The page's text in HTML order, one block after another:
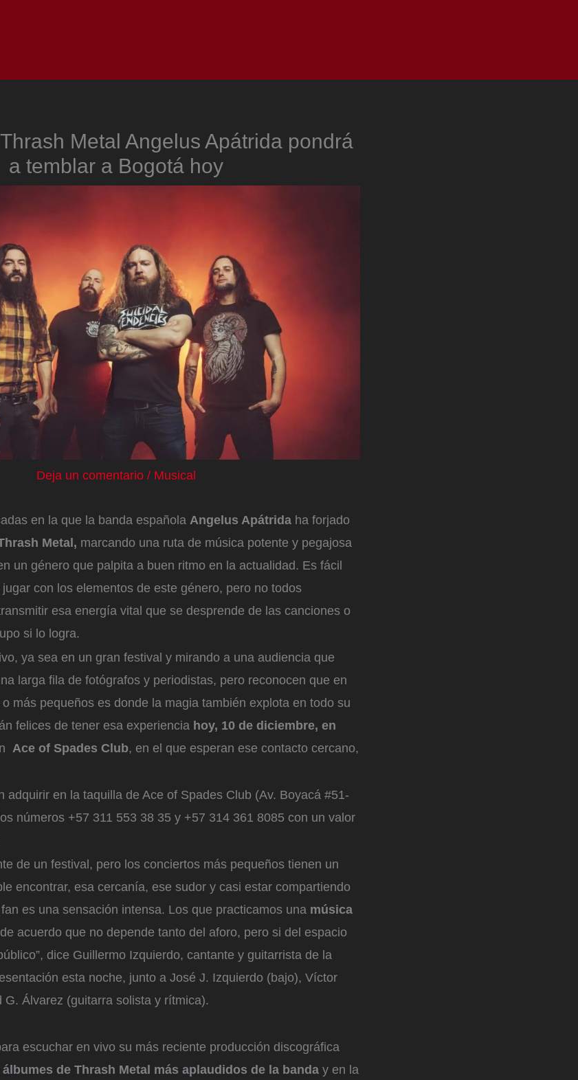
Metal Angelus Apátrida pondrá
a temblar a Bogotá hoy
Deja un comentario / Musical
en la que la banda española Angelus Apátrida ha forjado
Metal, marcando una ruta de música potente y pegajosa
un género que palpita a buen ritmo en la actualidad. Es fácil
con los elementos de este género, pero no todos
esa energía vital que se desprende de las canciones o
si lo logra.
ya sea en un gran festival y mirando a una audiencia que
larga fila de fotógrafos y periodistas, pero reconocen que en
o más pequeños es donde la magia también explota en todo su
felices de tener esa experiencia hoy, 10 de diciembre, en
Ace of Spades Club, en el que esperan ese contacto cercano,
adquirir en la taquilla de Ace of Spades Club (Av. Boyacá #51-
números +57 311 553 38 35 y +57 314 361 8085 con un valor
de un festival, pero los conciertos más pequeños tienen un
encontrar, esa cercanía, ese sudor y casi estar compartiendo
es una sensación intensa. Los que practicamos una música
acuerdo que no depende tanto del aforo, pero si del espacio
dice Guillermo Izquierdo, cantante y guitarrista de la
esta noche, junto a José J. Izquierdo (bajo), Víctor
G. Álvarez (guitarra solista y rítmica).
escuchar en vivo su más reciente producción discográfica
de Thrash Metal más aplaudidos de la banda y en la